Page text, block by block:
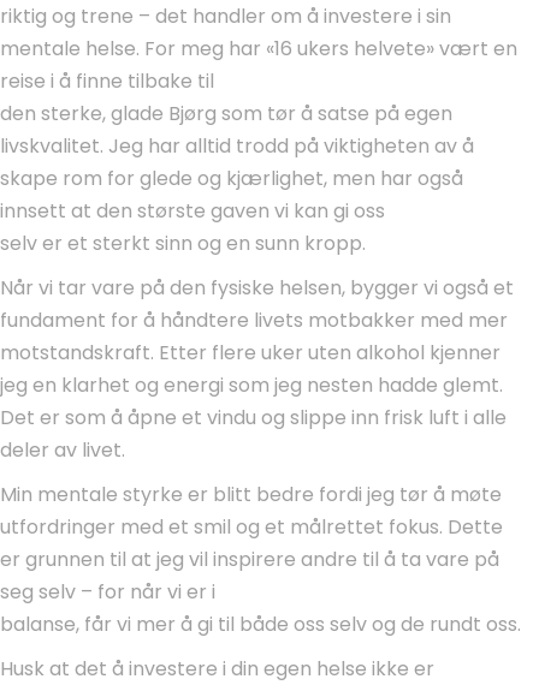
riktig og trene – det handler om å investere i sin
mentale helse. For meg har «16 ukers helvete» vært en
reise i å finne tilbake til
den sterke, glade Bjørg som tør å satse på egen
livskvalitet. Jeg har alltid trodd på viktigheten av å
skape rom for glede og kjærlighet, men har også
innsett at den største gaven vi kan gi oss
selv er et sterkt sinn og en sunn kropp.
Når vi tar vare på den fysiske helsen, bygger vi også et
fundament for å håndtere livets motbakker med mer
motstandskraft. Etter flere uker uten alkohol kjenner
jeg en klarhet og energi som jeg nesten hadde glemt.
Det er som å åpne et vindu og slippe inn frisk luft i alle
deler av livet.
Min mentale styrke er blitt bedre fordi jeg tør å møte
utfordringer med et smil og et målrettet fokus. Dette
er grunnen til at jeg vil inspirere andre til å ta vare på
seg selv – for når vi er i
balanse, får vi mer å gi til både oss selv og de rundt oss.
Husk at det å investere i din egen helse ikke er